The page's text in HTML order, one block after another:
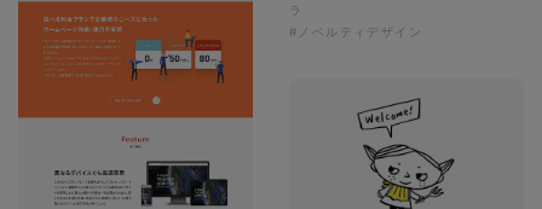
ラ
#ノベルティデザイン